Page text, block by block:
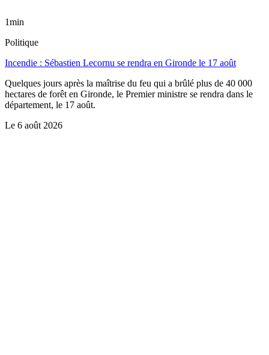
1min
Politique
Incendie : Sébastien Lecornu se rendra en Gironde le 17 août
Quelques jours après la maîtrise du feu qui a brûlé plus de 40 000
hectares de forêt en Gironde, le Premier ministre se rendra dans le
département, le 17 août.
Le 6 août 2026